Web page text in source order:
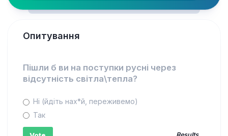
Опитування
Пішли б ви на поступки русні через
відсутність світла\тепла?
Ні (йдіть нах*й, переживемо)
Так